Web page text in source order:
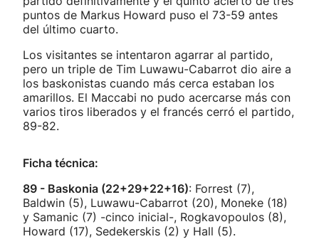
puntos de Markus Howard puso el 73-59 antes
del último cuarto.
Los visitantes se intentaron agarrar al partido,
pero un triple de Tim Luwawu-Cabarrot dio aire a
los baskonistas cuando más cerca estaban los
amarillos. El Maccabi no pudo acercarse más con
varios tiros liberados y el francés cerró el partido,
89-82.
Ficha técnica:
89 - Baskonia (22+29+22+16): Forrest (7),
Baldwin (5), Luwawu-Cabarrot (20), Moneke (18)
y Samanic (7) -cinco inicial-, Rogkavopoulos (8),
Howard (17), Sedekerskis (2) y Hall (5).